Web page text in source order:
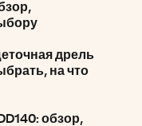
дрель
на что
обзор,